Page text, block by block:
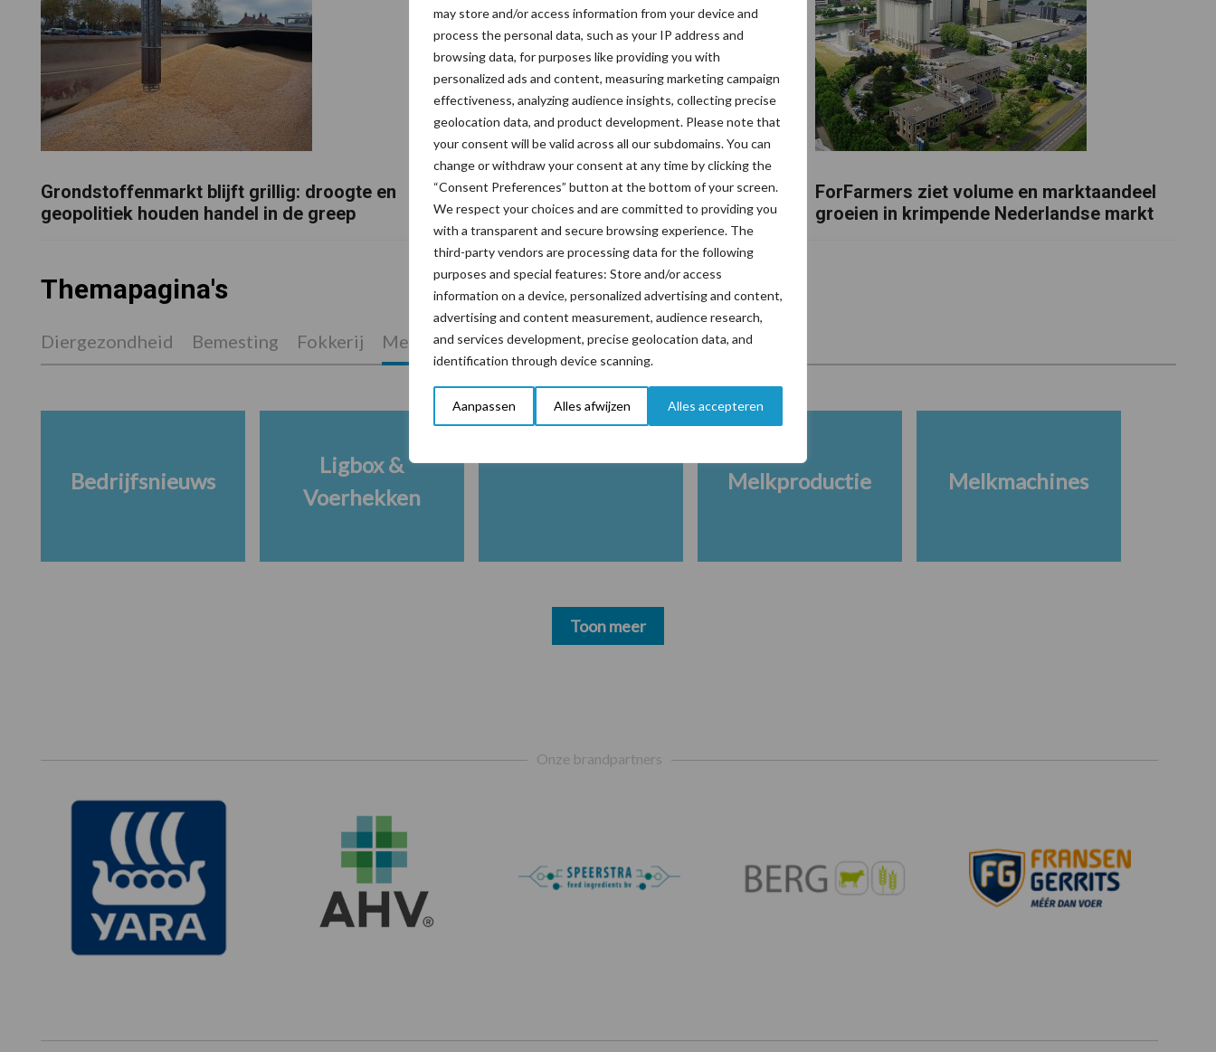
may store and/or access information from your device and
process the personal data, such as your IP address and
browsing data, for purposes like providing you with
personalized ads and content, measuring marketing campaign
effectiveness, analyzing audience insights, collecting precise
geolocation data, and product development. Please note that
your consent will be valid across all our subdomains. You can
change or withdraw your consent at any time by clicking the
“Consent Preferences” button at the bottom of your screen.
We respect your choices and are committed to providing you
with a transparent and secure browsing experience. The
third-party vendors are processing data for the following
purposes and special features: Store and/or access
information on a device, personalized advertising and content,
advertising and content measurement, audience research,
and services development, precise geolocation data, and
identification through device scanning.
Aanpassen Alles afwijzen Alles accepteren
Grondstoffenmarkt blijft grillig: droogte en
geopolitiek houden handel in de greep
De speenhuid: een vaak onderschatte
risicofactor voor mastitis
ForFarmers ziet volume en marktaandeel
groeien in krimpende Nederlandse markt
Themapagina's
Diergezondheid Bemesting Fokkerij Melkveebedrijf Veevoer Wet en regelgeving
Bedrijfsnieuws
Ligbox &
Voerhekken
Melkproductie Melkmachines
Toon meer
Onze brandpartners